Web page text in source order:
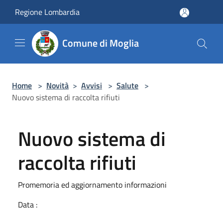
Regione Lombardia
Comune di Moglia
Home > Novità > Avvisi > Salute >
Nuovo sistema di raccolta rifiuti
Nuovo sistema di
raccolta rifiuti
Promemoria ed aggiornamento informazioni
Data :